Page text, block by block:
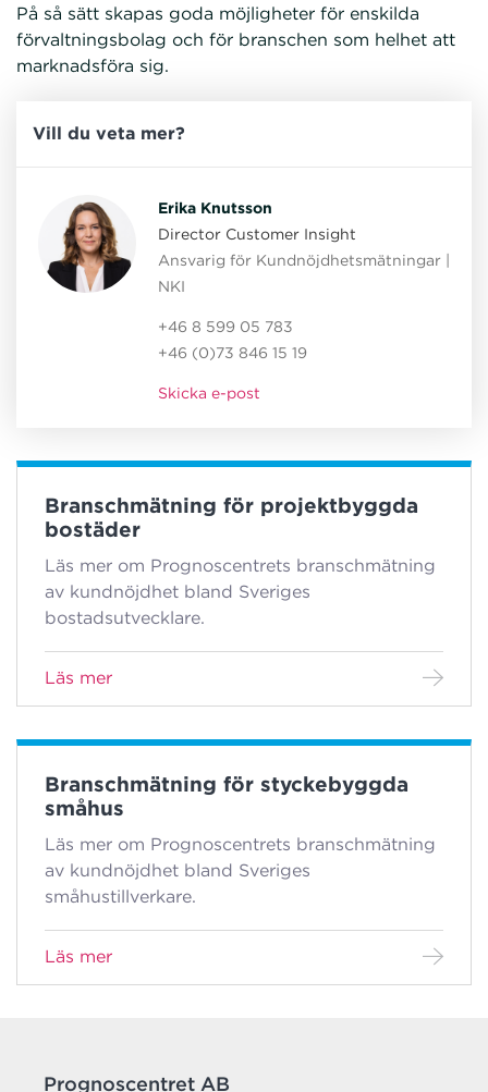
På så sätt skapas goda möjligheter för enskilda
förvaltningsbolag och för branschen som helhet att
marknadsföra sig.
Vill du veta mer?
Erika Knutsson
Director Customer Insight
Ansvarig för Kundnöjdhetsmätningar |
NKI
+46 8 599 05 783
+46 (0)73 846 15 19
Skicka e-post
Branschmätning för projektbyggda
bostäder
Läs mer om Prognoscentrets branschmätning
av kundnöjdhet bland Sveriges
bostadsutvecklare.
Läs mer
Branschmätning för styckebyggda
småhus
Läs mer om Prognoscentrets branschmätning
av kundnöjdhet bland Sveriges
småhustillverkare.
Läs mer
Prognoscentret AB